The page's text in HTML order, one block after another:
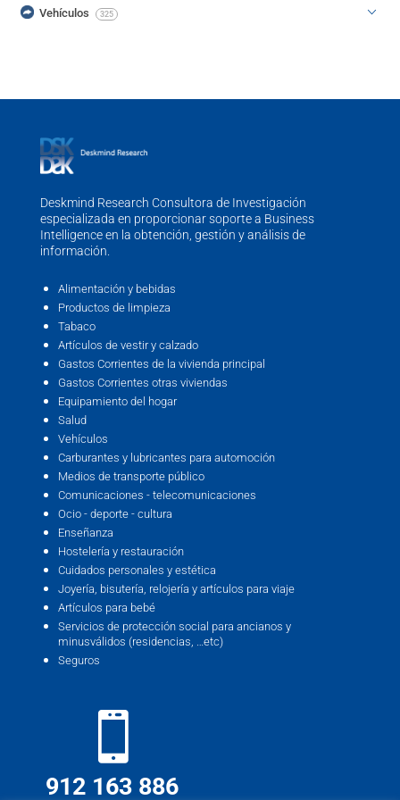
Vehículos 325
Deskmind Research Consultora de Investigación
especializada en proporcionar soporte a Business
Intelligence en la obtención, gestión y análisis de
información.
Alimentación y bebidas
Productos de limpieza
Tabaco
Artículos de vestir y calzado
Gastos Corrientes de la vivienda principal
Gastos Corrientes otras viviendas
Equipamiento del hogar
Salud
Vehículos
Carburantes y lubricantes para automoción
Medios de transporte público
Comunicaciones - telecomunicaciones
Ocio - deporte - cultura
Enseñanza
Hostelería y restauración
Cuidados personales y estética
Joyería, bisutería, relojería y artículos para viaje
Artículos para bebé
Servicios de protección social para ancianos y
minusválidos (residencias, …etc)
Seguros
912 163 886